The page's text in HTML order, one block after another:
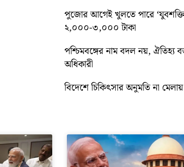
পুজোর আগেই খুলতে পারে ‘যুবশক্তি
২,০০০-৩,০০০ টাকা
পশ্চিমবঙ্গের নাম বদল নয়, ঐতিহ্য
অধিকারী
বিদেশে চিকিৎসার অনুমতি না মেলায়